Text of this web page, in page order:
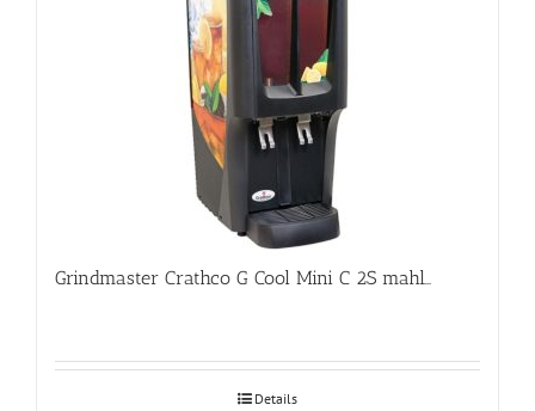
Grindmaster Crathco G Cool Mini C 2S mahlajahuti
Details